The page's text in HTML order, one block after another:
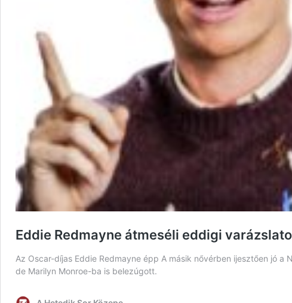
Eddie Redmayne átmeséli eddigi
Az Oscar-díjas Eddie Redmayne épp A másik nővérben ijesztően jó
de Marilyn Monroe-ba is belezúgott.